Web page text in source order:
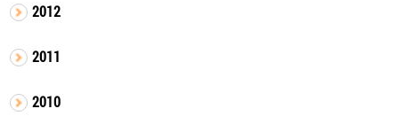
2012
2011
2010